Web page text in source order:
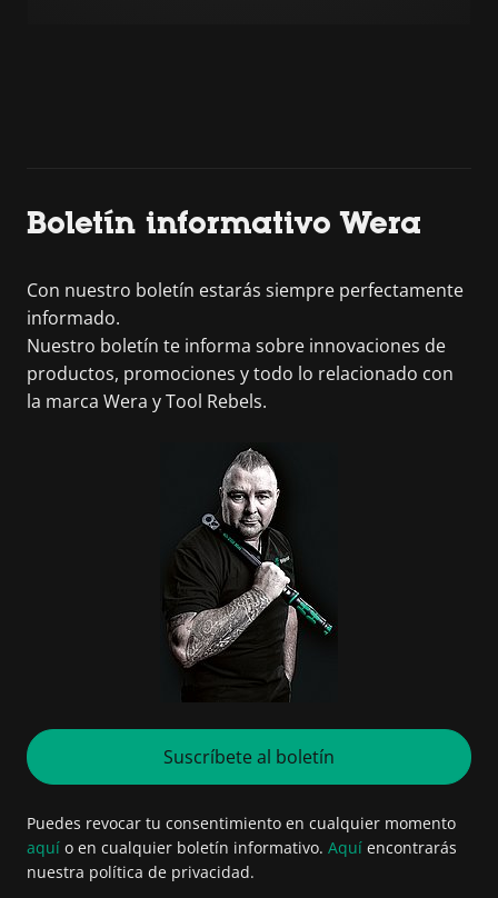
Boletín informativo Wera
Con nuestro boletín estarás siempre perfectamente
informado.
Nuestro boletín te informa sobre innovaciones de
productos, promociones y todo lo relacionado con
la marca Wera y Tool Rebels.
Suscríbete al boletín
Puedes revocar tu consentimiento en cualquier momento
aquí o en cualquier boletín informativo. Aquí encontrarás
nuestra política de privacidad.